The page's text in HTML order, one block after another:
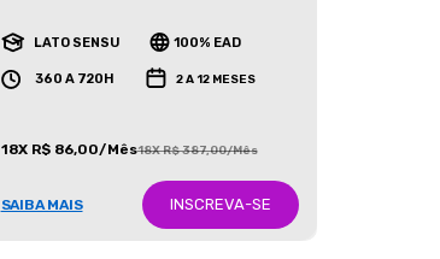
LATO SENSU 100% EAD
360 A 720H 2 A 12 MESES
18X R$ 86,00/Mês18X R$ 387,00/Mês
SAIBA MAIS INSCREVA-SE